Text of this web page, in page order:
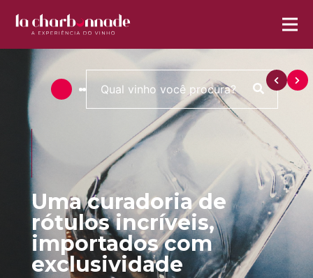
Uma curadoria de
rótulos incríveis,
importados com
exclusividade